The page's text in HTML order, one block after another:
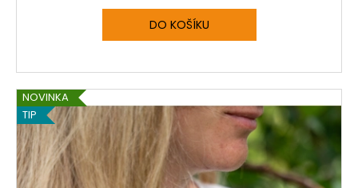
DO KOŠÍKU
NOVINKA
TIP